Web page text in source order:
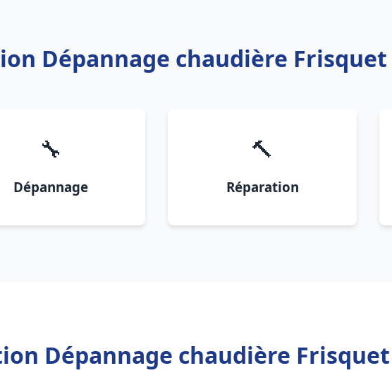
Dépannage chaudière
🔧
Dépannage
🔨
Réparation
Dépannage chaudière